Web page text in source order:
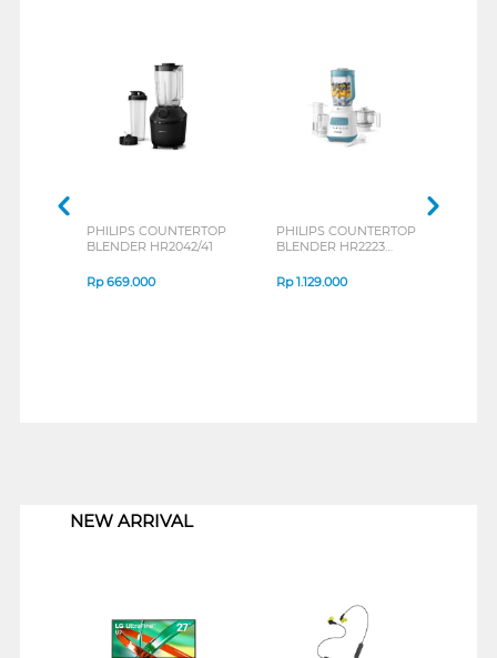
PHILIPS COUNTERTOP
BLENDER HR2042/41
Rp669.000
PHILIPS COUNTERTOP
BLENDER HR2223
Rp1.129.000
NEW ARRIVAL